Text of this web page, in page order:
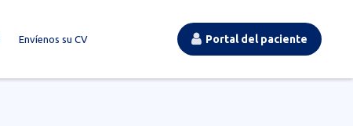
Envíenos su CV Portal del paciente